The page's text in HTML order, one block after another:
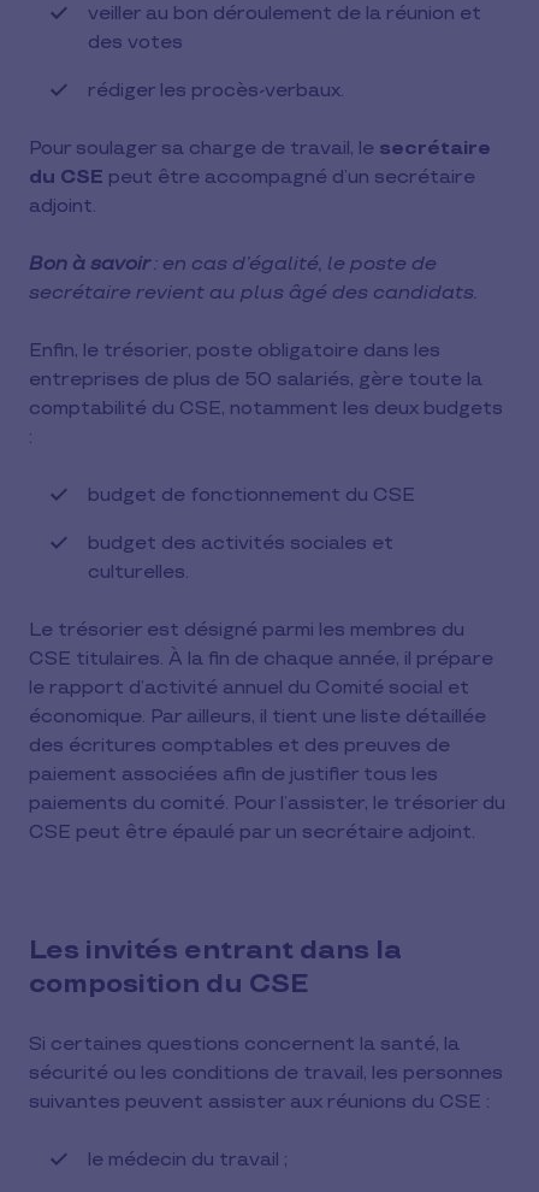
veiller au bon déroulement de la réunion et
des votes
rédiger les procès-verbaux.
Pour soulager sa charge de travail, le secrétaire
du CSE peut être accompagné d’un secrétaire
adjoint.
Bon à savoir: en cas d’égalité, le poste de
secrétaire revient au plus âgé des candidats.
Enfin, le trésorier, poste obligatoire dans les
entreprises de plus de 50 salariés, gère toute la
comptabilité du CSE, notamment les deux budgets
:
budget de fonctionnement du CSE
budget des activités sociales et
culturelles.
Le trésorier est désigné parmi les membres du
CSE titulaires. À la fin de chaque année, il prépare
le rapport d’activité annuel du Comité social et
économique. Par ailleurs, il tient une liste détaillée
des écritures comptables et des preuves de
paiement associées afin de justifier tous les
paiements du comité. Pour l’assister, le trésorier du
CSE peut être épaulé par un secrétaire adjoint.
Les invités entrant dans la
composition du CSE
Si certaines questions concernent la santé, la
sécurité ou les conditions de travail, les personnes
suivantes peuvent assister aux réunions du CSE :
le médecin du travail ;